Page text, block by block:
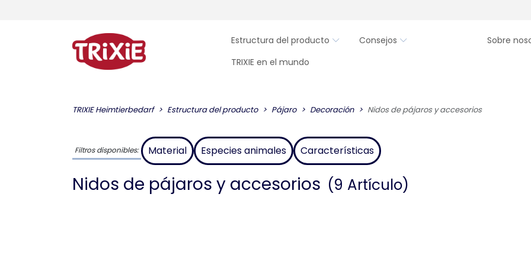
Estructura del producto Consejos
Sobre
TRIXIE en el mundo
TRIXIE Heimtierbedarf Estructura del producto Pájaro Decoración Nidos de pájaros y accesorios
Filtros disponibles: Material Especies animales Características
Nidos de pájaros y accesorios (9 Artículo)